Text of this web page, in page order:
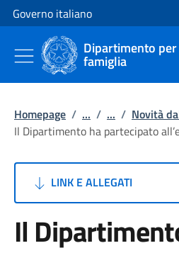
Vai al contenuto
Vai alla navigazione del sito
Governo italiano
Dipartimento
famiglia
Homepage / ... / ... / Novità
Il Dipartimento ha partecipato
LINK E ALLEGATI
Il